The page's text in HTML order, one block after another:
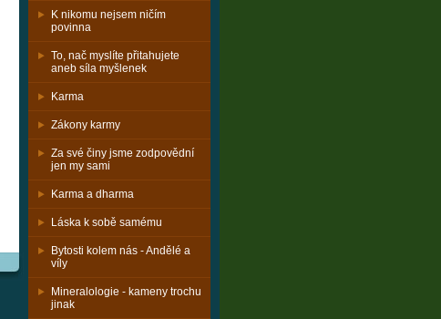
K nikomu nejsem ničím
povinna
To, nač myslíte přitahujete
aneb síla myšlenek
Karma
Zákony karmy
Za své činy jsme zodpovědní
jen my sami
Karma a dharma
Láska k sobě samému
Bytosti kolem nás - Andělé a
víly
Mineralologie - kameny trochu
jinak